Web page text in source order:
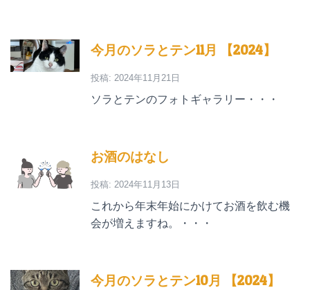
今月のソラとテン11月 【2024】
投稿: 2024年11月21日
ソラとテンのフォトギャラリー・・・
お酒のはなし
投稿: 2024年11月13日
これから年末年始にかけてお酒を飲む機
会が増えますね。・・・
今月のソラとテン10月 【2024】